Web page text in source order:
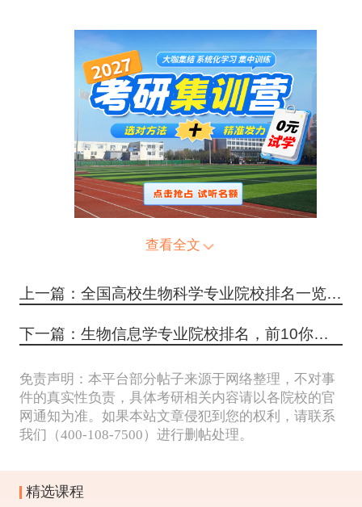
查看全文
上一篇：全国高校生物科学专业院校排名一览表，附院校专业情况分析
下一篇：生物信息学专业院校排名，前10你猜到了吗？
免责声明：本平台部分帖子来源于网络整理，不对事
件的真实性负责，具体考研相关内容请以各院校的官
网通知为准。如果本站文章侵犯到您的权利，请联系
我们（400-108-7500）进行删帖处理。
精选课程